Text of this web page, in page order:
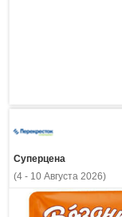
Суперцена
(4 - 10 Августа 2026)